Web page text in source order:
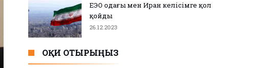
ЕЭО одағы мен Иран келісімге қол
қойды
26.12.2023
ОҚИ ОТЫРЫҢЫЗ